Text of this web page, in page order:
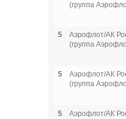
(группа
5
Аэрофлот/АК
(группа
5
Аэрофлот/АК
(группа
5
Аэрофлот/АК